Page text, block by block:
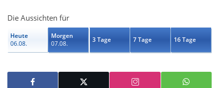
Die Aussichten für
Heute
06.08.
Morgen
07.08.
3 Tage 7 Tage 16 Tage